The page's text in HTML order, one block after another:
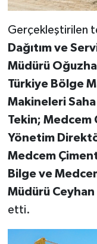
Gerçekleştirilen
Dağıtım ve
Müdürü
Türkiye Bölge
Makineleri
Tekin; Medcem
Yönetim
Medcem
Bilge ve
Müdürü
etti.